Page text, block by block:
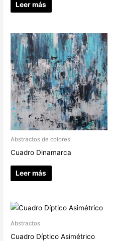
Leer más
Abstractos de colores
Cuadro Dinamarca
Leer más
Abstractos
Cuadro Díptico Asimétrico